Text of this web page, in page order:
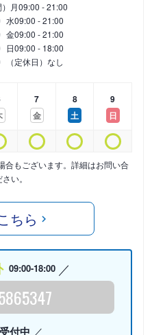
月09:00 - 21:00
水09:00 - 21:00
金09:00 - 21:00
日09:00 - 18:00
（定休日）なし
7
金
8
土
9
日
合もございます。詳細はお問い合
い。
ちら
09:00-18:00
付中